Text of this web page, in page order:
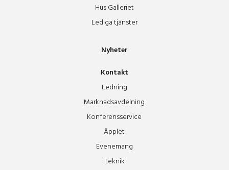
Hus Galleriet
Lediga tjänster
Nyheter
Kontakt
Ledning
Marknadsavdelning
Konferensservice
Äpplet
Evenemang
Teknik